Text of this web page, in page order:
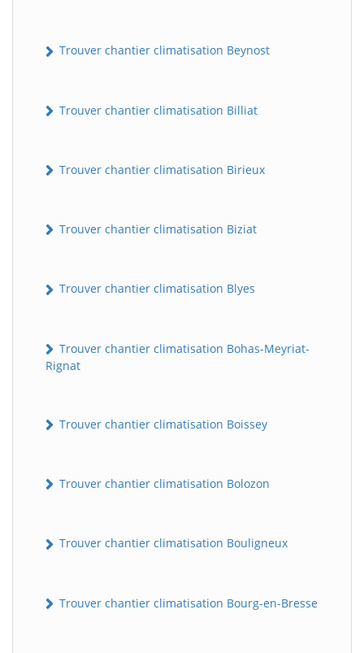
Trouver chantier climatisation Beynost
Trouver chantier climatisation Billiat
Trouver chantier climatisation Birieux
Trouver chantier climatisation Biziat
Trouver chantier climatisation Blyes
Trouver chantier climatisation Bohas-Meyriat-
Rignat
Trouver chantier climatisation Boissey
Trouver chantier climatisation Bolozon
Trouver chantier climatisation Bouligneux
Trouver chantier climatisation Bourg-en-Bresse